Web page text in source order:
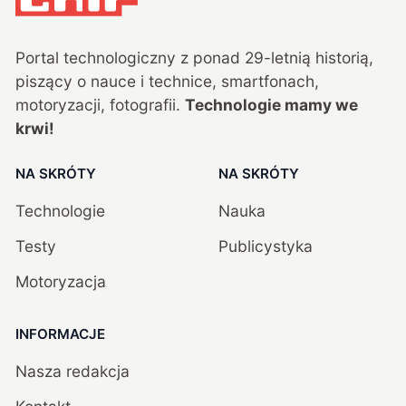
Portal technologiczny z ponad 29-letnią historią,
piszący o nauce i technice, smartfonach,
motoryzacji, fotografii. Technologie mamy we
krwi!
NA SKRÓTY
Technologie
Testy
Motoryzacja
NA SKRÓTY
Nauka
Publicystyka
INFORMACJE
Nasza redakcja